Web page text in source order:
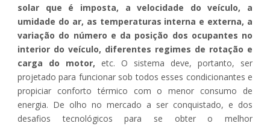
solar que é imposta, a velocidade do veículo, a
umidade do ar, as temperaturas interna e externa, a
variação do número e da posição dos ocupantes no
interior do veículo, diferentes regimes de rotação e
carga do motor, etc. O sistema deve, portanto, ser
projetado para funcionar sob todos esses condicionantes e
propiciar conforto térmico com o menor consumo de
energia. De olho no mercado a ser conquistado, e dos
desafios tecnológicos para se obter o melhor